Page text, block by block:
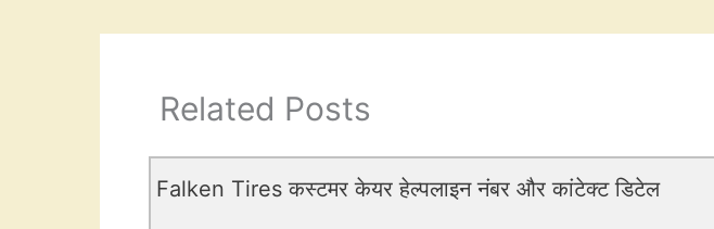
Related Posts
Falken Tires कस्टमर केयर हेल्पलाइन नंबर और कांटेक्ट डिटेल